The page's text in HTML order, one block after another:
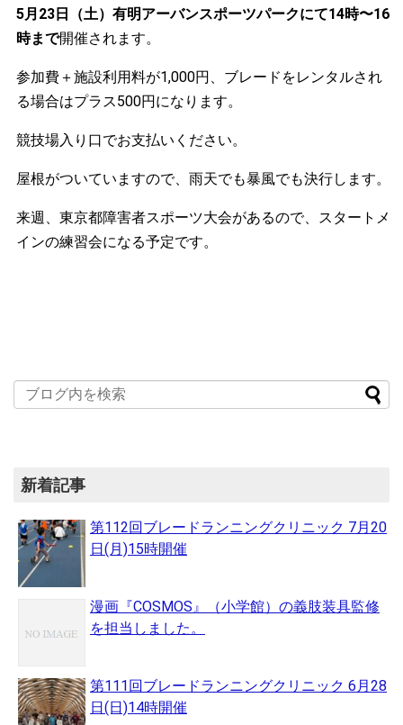
5月23日（土）有明アーバンスポーツパークにて14時〜16
時まで開催されます。
参加費＋施設利用料が1,000円、ブレードをレンタルされ
る場合はプラス500円になります。
競技場入り口でお支払いください。
屋根がついていますので、雨天でも暴風でも決行します。
来週、東京都障害者スポーツ大会があるので、スタートメ
インの練習会になる予定です。
新着記事
第112回ブレードランニングクリニック 7月20
日(月)15時開催
漫画『COSMOS』（小学館）の義肢装具監修
を担当しました。
第111回ブレードランニングクリニック 6月28
日(日)14時開催